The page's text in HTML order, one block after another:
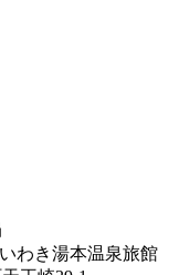
わき湯本温泉旅館